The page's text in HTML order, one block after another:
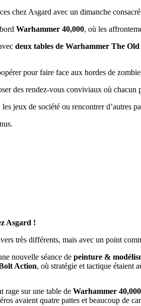
chez Asgard avec un dimanche
Warhammer 40,000, où les
deux tables de Warhammer The
pour faire face aux hordes de
des rendez-vous conviviaux où
jeux de société ou rencontrer d’autres
Asgard !
très différents, mais avec un point
nouvelle séance de peinture &
Action, où stratégie et tactique étaient
rage sur une table de Warhammer 40,000
avaient quatre pattes et beaucoup de